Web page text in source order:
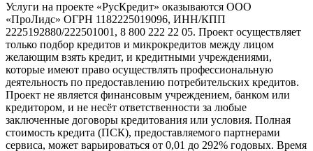
Услуги на проекте «РусКредит» оказываются ООО
«ПроЛидс» ОГРН 1182225019096, ИНН/КПП
2225192880/222501001, 8 800 222 22 05. Проект осуществляет
только подбор кредитов и микрокредитов между лицом
желающим взять кредит, и кредитными учреждениями,
которые имеют право осуществлять профессиональную
деятельность по предоставлению потребительских кредитов.
Проект не является финансовым учреждением, банком или
кредитором, и не несёт ответственности за любые
заключенные договоры кредитования или условия. Полная
стоимость кредита (ПСК), предоставляемого партнерами
сервиса, может варьироваться от 0,01 до 292% годовых. Время